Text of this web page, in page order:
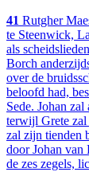
41 Rutgher
te Steenwick,
als
Borch
over de
beloofd had,
Sede. Johan
terwijl Grete zal
zal zijn tienden
door Johan van
de zes zegels,